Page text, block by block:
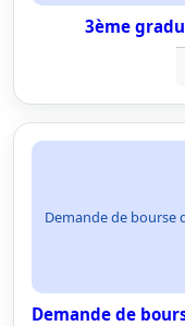
3ème
Demande de bourse
Demande de